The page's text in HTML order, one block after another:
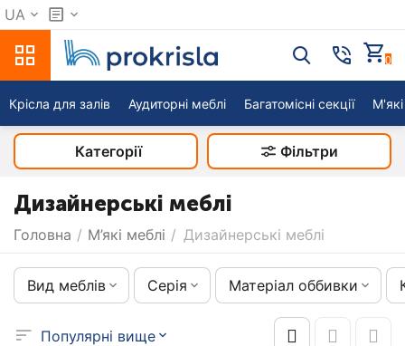
UA
0
Крісла для залів Аудиторні меблі Багатомісні секції
Категорії Фільтри
Дизайнерські меблі
Головна / М’які меблі / Дизайнерські меблі
Вид меблів Серія Матеріал оббивки
Популярні вище